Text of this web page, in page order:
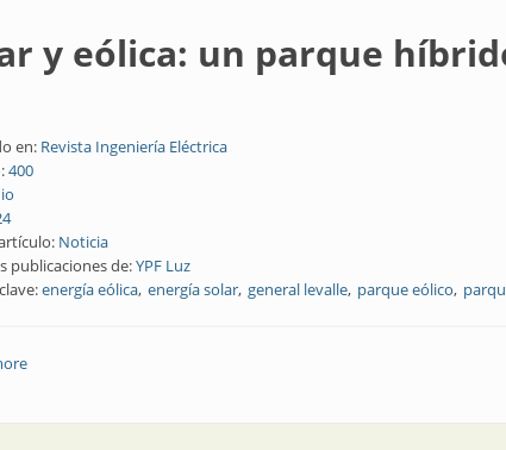
y eólica: un parque
en: Revista Ingeniería Eléctrica
400
Noticia
publicaciones de:YPF Luz
energía eólica energía solar general levalle parque eólico
about Solar y eólica: un parque híbrido en Córdoba